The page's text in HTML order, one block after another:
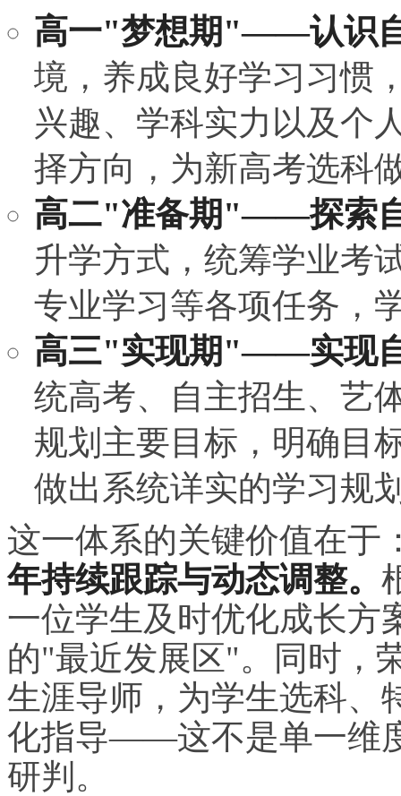
高一"梦想期"——认识
境，养成良好学习习惯
兴趣、学科实力以及个
择方向，为新高考选科
高二"准备期"——探索
升学方式，统筹学业考
专业学习等各项任务，
高三"实现期"——实现
统高考、自主招生、艺
规划主要目标，明确目
做出系统详实的学习规
这一体系的关键价值在于
年持续跟踪与动态调整。
一位学生及时优化成长方
的"最近发展区"。同时，
生涯导师，为学生选科、
化指导——这不是单一维
研判。